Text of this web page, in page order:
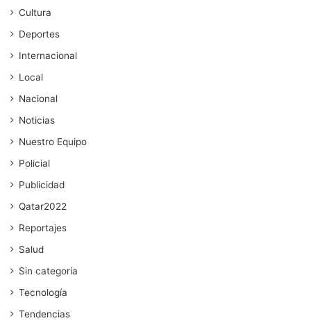
Cultura
Deportes
Internacional
Local
Nacional
Noticias
Nuestro Equipo
Policial
Publicidad
Qatar2022
Reportajes
Salud
Sin categoría
Tecnología
Tendencias